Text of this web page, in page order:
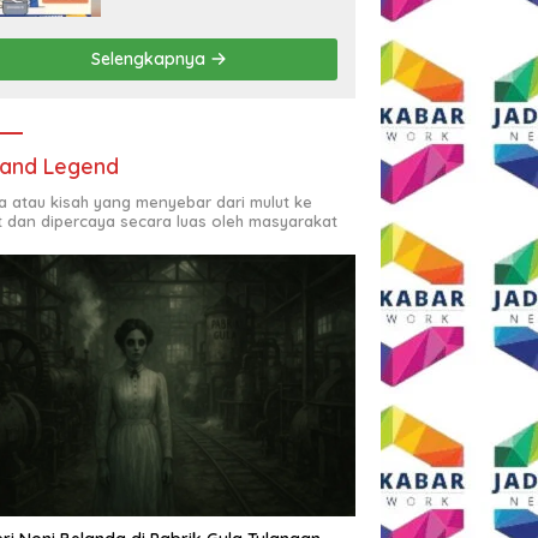
Selengkapnya
Legend
atau kisah yang menyebar dari mulut ke
dan dipercaya secara luas oleh masyarakat